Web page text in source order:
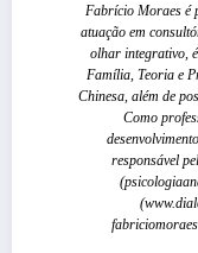
Fabrício Moraes é
atuação em
olhar integrativo,
Família, Teoria e
Chinesa, além de
Como
responsável